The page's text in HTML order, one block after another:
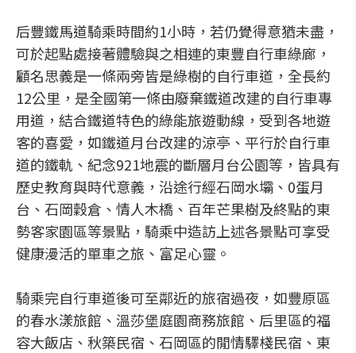
后豐鐵馬道騎乘時間約1小時，若仍覺得意猶未盡，
可於起點處接著體驗與之相連的東豐自行車綠廊，
顧名思義是一條兩旁皆是綠樹的自行車道，全長約
12公里，是全國第一條由廢棄鐵道改建的自行車專
用道，結合鐵道特色的綠能旅遊動線，受到各地遊
客的喜愛，如鐵道月台改建的涼亭、平行於自行車
道的鐵軌、紀念921地震的斷層月台公園等，皆具有
歷史教育與時代意義，沿途行經石岡水壩、0蛋月
台、石岡穀倉、情人木橋、百年芒果樹及終點的東
勢客家園區等景點，騎乘中造訪上述各景點可享受
健康漫活的單車之旅、富足心靈。
騎乘完自行車道後可至鄰近的旅宿過夜，如豐原區
的春水漾旅館、溫莎堡庭園商務旅館、后里區的福
容大飯店、秋築民宿、石岡區的閒情驛棧民宿、東